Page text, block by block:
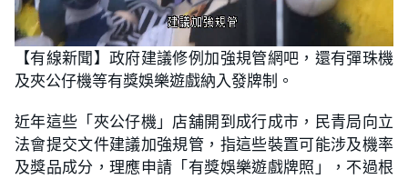
n
m
t
e
L
o
a
d
e
d
3
.
4
8
%
【有線新聞】政府建議修例加強規管網吧，還有彈珠機
及夾公仔機等有獎娛樂遊戲納入發牌制。
近年這些「夾公仔機」店舖開到成行成市，民青局向立
法會提交文件建議加強規管，指這些裝置可能涉及機率
及獎品成分，理應申請「有獎娛樂遊戲牌照」，不過根